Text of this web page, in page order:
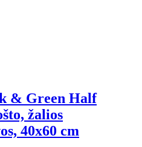
& Green Half
žalios
40x60 cm